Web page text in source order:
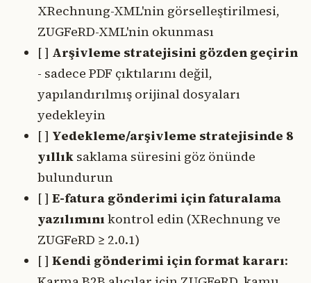
XRechnung-XML'nin görselleştirilmesi,
ZUGFeRD-XML'nin okunması
[ ] Arşivleme stratejisini gözden geçirin
- sadece PDF çıktılarını değil,
yapılandırılmış orijinal dosyaları
yedekleyin
[ ] Yedekleme/arşivleme stratejisinde 8
yıllık saklama süresini göz önünde
bulundurun
[ ] E-fatura gönderimi için faturalama
yazılımınıkontrol edin (XRechnung ve
ZUGFeRD ≥ 2.0.1)
[ ] Kendi gönderimi için format kararı: